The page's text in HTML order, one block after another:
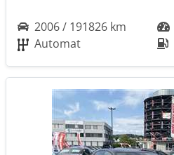
2006 / 191826 km
Automat